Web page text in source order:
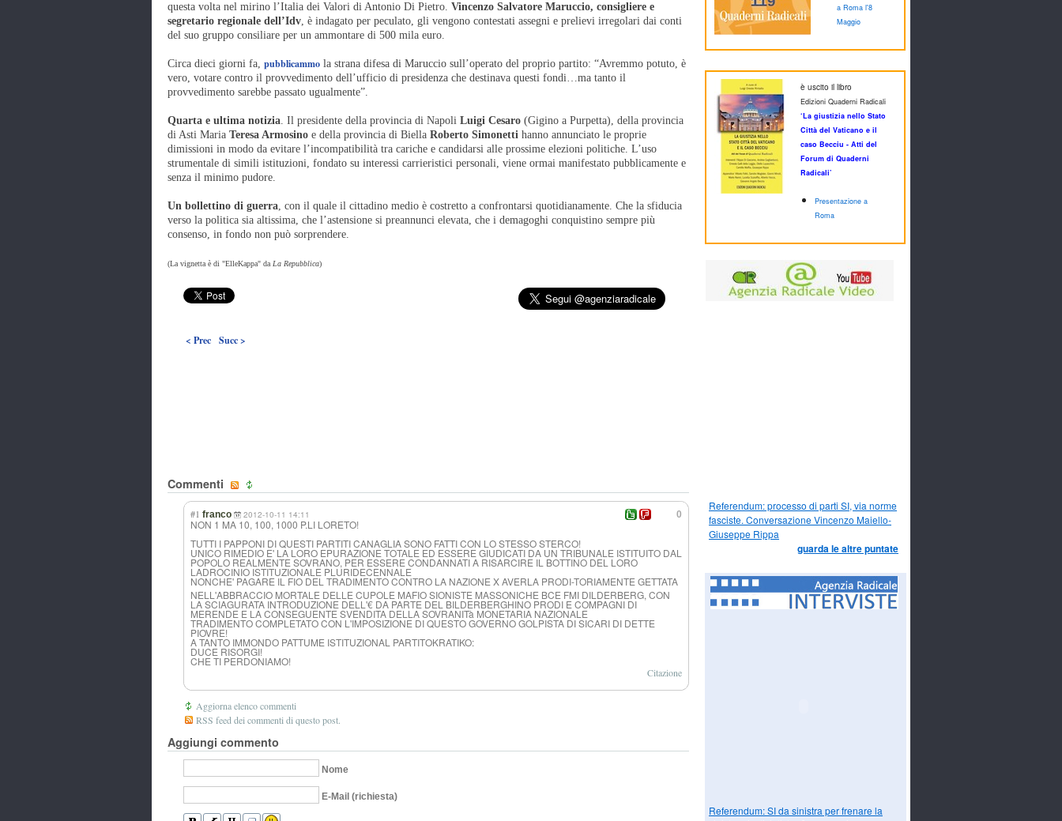
questa volta nel mirino l’Italia dei Valori di Antonio Di Pietro. Vincenzo Salvatore Maruccio, consigliere e
segretario regionale dell’Idv, è indagato per peculato, gli vengono contestati assegni e prelievi irregolari dai conti
del suo gruppo consiliare per un ammontare di 500 mila euro.
Circa dieci giorni fa, pubblicammo la strana difesa di Maruccio sull’operato del proprio partito: “Avremmo potuto, è
vero, votare contro il provvedimento dell’ufficio di presidenza che destinava questi fondi…ma tanto il
provvedimento sarebbe passato ugualmente”.
Quarta e ultima notizia. Il presidente della provincia di Napoli Luigi Cesaro (Gigino a Purpetta), della provincia
di Asti Maria Teresa Armosino e della provincia di Biella Roberto Simonetti hanno annunciato le proprie
dimissioni in modo da evitare l’incompatibilità tra cariche e candidarsi alle prossime elezioni politiche. L’uso
strumentale di simili istituzioni, fondato su interessi carrieristici personali, viene ormai manifestato pubblicamente e
senza il minimo pudore.
Un bollettino di guerra, con il quale il cittadino medio è costretto a confrontarsi quotidianamente. Che la sfiducia
verso la politica sia altissima, che l’astensione si preannunci elevata, che i demagoghi conquistino sempre più
consenso, in fondo non può sorprendere.
(La vignetta è di "ElleKappa" da La Repubblica)
< Prec Succ >
Commenti
0
#1 franco 2012-10-11 14:11
NON 1 MA 10, 100, 1000 P.LI LORETO!
TUTTI I PAPPONI DI QUESTI PARTITI CANAGLIA SONO FATTI CON LO STESSO STERCO!
UNICO RIMEDIO E' LA LORO EPURAZIONE TOTALE ED ESSERE GIUDICATI DA UN TRIBUNALE ISTITUITO DAL
POPOLO REALMENTE SOVRANO, PER ESSERE CONDANNATI A RISARCIRE IL BOTTINO DEL LORO
LADROCINIO ISTITUZIONALE PLURIDECENNALE
NONCHE' PAGARE IL FIO DEL TRADIMENTO CONTRO LA NAZIONE X AVERLA PRODI-TORIAMENTE GETTATA
NELL'ABBRACCIO MORTALE DELLE CUPOLE MAFIO SIONISTE MASSONICHE BCE FMI DILDERBERG, CON
LA SCIAGURATA INTRODUZIONE DELL'€ DA PARTE DEL BILDERBERGHINO PRODI E COMPAGNI DI
MERENDE E LA CONSEGUENTE SVENDITA DELLA SOVRANITà MONETARIA NAZIONALE
TRADIMENTO COMPLETATO CON L'IMPOSIZIONE DI QUESTO GOVERNO GOLPISTA DI SICARI DI DETTE
PIOVRE!
A TANTO IMMONDO PATTUME ISTITUZIONAL PARTITOKRATIKO:
DUCE RISORGI!
CHE TI PERDONIAMO!
Citazione
Aggiorna elenco commenti
RSS feed dei commenti di questo post.
Aggiungi commento
Nome
E-Mail (richiesta)
a Roma l'8
Maggio
è uscito il libro
Edizioni Quaderni Radicali
‘La giustizia nello Stato
Città del Vaticano e il
caso Becciu - Atti del
Forum di Quaderni
Radicali’
Presentazione a
Roma
Referendum: processo di parti SI, via norme
fasciste. Conversazione Vincenzo Maiello-
Giuseppe Rippa
guarda le altre puntate
Referendum: SI da sinistra per frenare la